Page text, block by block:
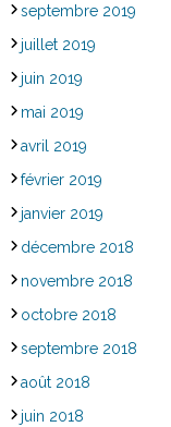
septembre 2019
juillet 2019
juin 2019
mai 2019
avril 2019
février 2019
janvier 2019
décembre 2018
novembre 2018
octobre 2018
septembre 2018
août 2018
juin 2018